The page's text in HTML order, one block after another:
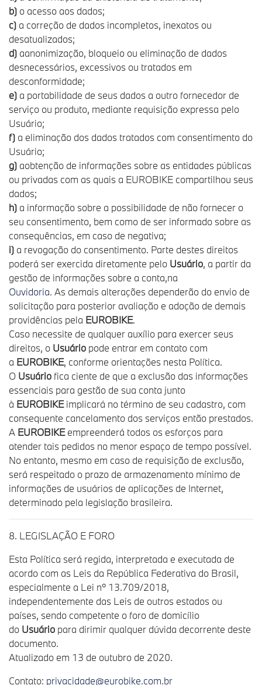
b) o acesso aos dados;
c) a correção de dados incompletos, inexatos ou
desatualizados;
d) aanonimização, bloqueio ou eliminação de dados
desnecessários, excessivos ou tratados em
desconformidade;
e) a portabilidade de seus dados a outro fornecedor de
serviço ou produto, mediante requisição expressa pelo
Usuário;
f) a eliminação dos dados tratados com consentimento do
Usuário;
g) aobtenção de informações sobre as entidades públicas
ou privadas com as quais a EUROBIKE compartilhou seus
dados;
h) a informação sobre a possibilidade de não fornecer o
seu consentimento, bem como de ser informado sobre as
consequências, em caso de negativa;
i) a revogação do consentimento. Parte destes direitos
poderá ser exercida diretamente pelo Usuário, a partir da
gestão de informações sobre a conta,na
Ouvidoria. As demais alterações dependerão do envio de
solicitação para posterior avaliação e adoção de demais
providências pela EUROBIKE.
Caso necessite de qualquer auxílio para exercer seus
direitos, o Usuário pode entrar em contato com
a EUROBIKE, conforme orientações nesta Política.
O Usuário fica ciente de que a exclusão das informações
essenciais para gestão de sua conta junto
à EUROBIKEimplicará no término de seu cadastro, com
consequente cancelamento dos serviços então prestados.
A EUROBIKEempreenderá todos os esforços para
atender tais pedidos no menor espaço de tempo possível.
No entanto, mesmo em caso de requisição de exclusão,
será respeitado o prazo de armazenamento mínimo de
informações de usuários de aplicações de Internet,
determinado pela legislação brasileira.
8. LEGISLAÇÃO E FORO
Esta Política será regida, interpretada e executada de
acordo com as Leis da República Federativa do Brasil,
especialmente a Lei nº 13.709/2018,
independentemente das Leis de outros estados ou
países, sendo competente o foro de domicílio
do Usuário para dirimir qualquer dúvida decorrente deste
documento.
Atualizado em 13 de outubro de 2020.
Contato: privacidade@eurobike.com.br